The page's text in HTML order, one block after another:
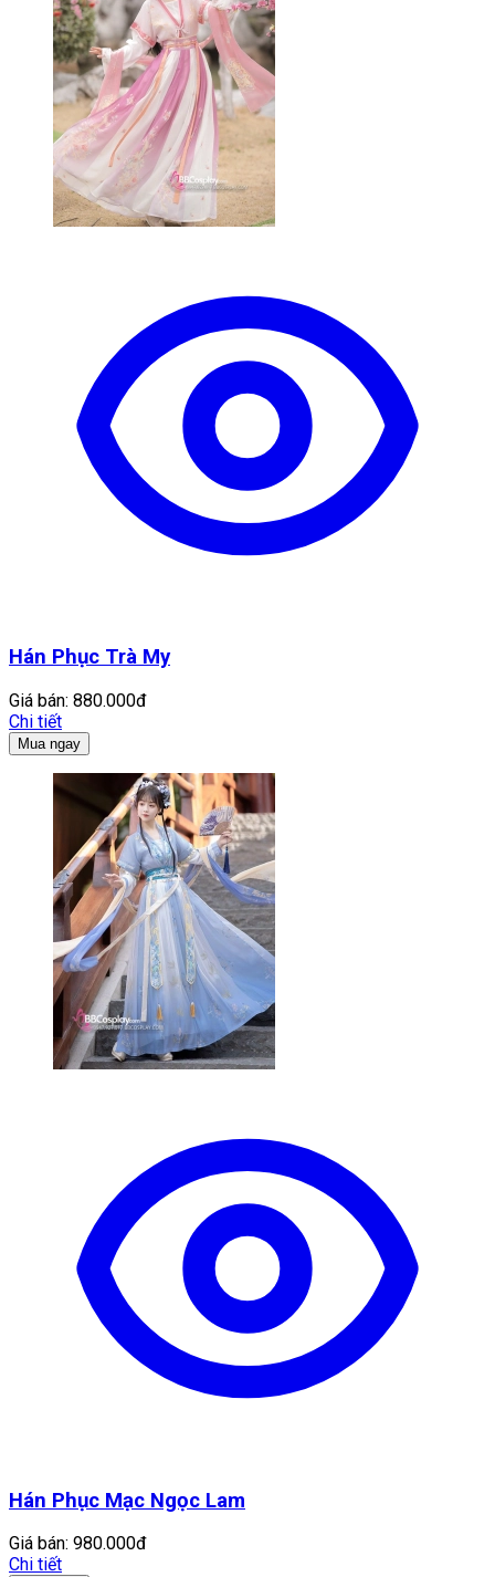
Hán Phục Trà My
Giá bán: 880.000đ
Chi tiết
Mua ngay
Hán Phục Mạc Ngọc Lam
Giá bán: 980.000đ
Chi tiết